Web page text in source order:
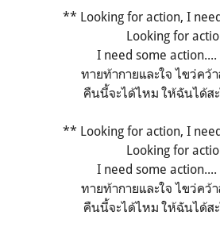
** Looking for action, I
Looking for
I need some
ทายท้ากายและใจ ไขว่คว้
คืนนี้จะได้ไหม ให้ฉันได้ส
** Looking for action, I
Looking for
I need some
ทายท้ากายและใจ ไขว่คว้
คืนนี้จะได้ไหม ให้ฉันได้ส